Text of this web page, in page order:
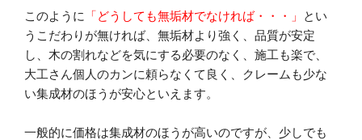
このように 「どうしても無垢材でなければ・・・」
とい
うこだわりが無ければ、無垢材より強く、品質が安定
し、木の割れなどを気にする必要のなく、施工も楽で、
大工さん個人のカンに頼らなくて良く、クレームも少な
い集成材のほうが安心といえます。
一般的に価格は集成材のほうが高いのですが、少しでも